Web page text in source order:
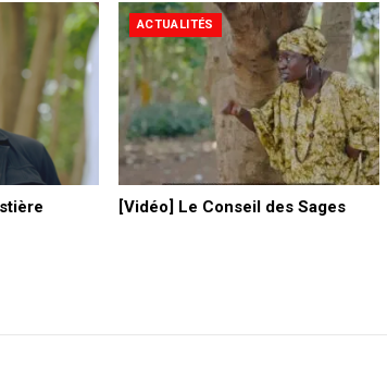
ACTUALITÉS
[Vidéo] Le Conseil des Sages